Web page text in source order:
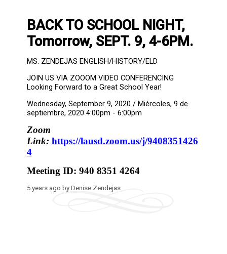
BACK TO SCHOOL NIGHT,
Tomorrow, SEPT. 9, 4-6PM.
MS. ZENDEJAS ENGLISH/HISTORY/ELD
JOIN US VIA ZOOOM VIDEO CONFERENCING
Looking Forward to a Great School Year!
Wednesday, September 9, 2020 / Miércoles, 9 de
septiembre, 2020 4:00pm - 6:00pm
Zoom
Link: https://lausd.zoom.us/j/9408351426
4
Meeting ID: 940 8351 4264
5 years ago by Denise Zendejas